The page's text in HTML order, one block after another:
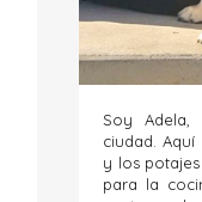
Soy
ciudad.
y los
para la